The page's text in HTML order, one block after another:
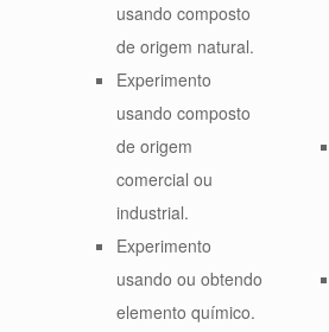
usando composto
de origem natural.
Experimento
usando composto
de origem
comercial ou
industrial.
Experimento
usando ou obtendo
elemento químico.